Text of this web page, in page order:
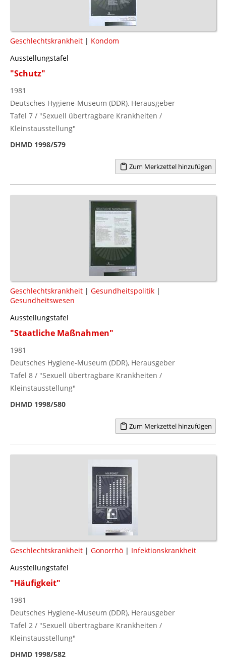
Geschlechtskrankheit | Kondom
Ausstellungstafel
"Schutz"
1981
Deutsches Hygiene-Museum (DDR), Herausgeber
Tafel 7 / "Sexuell übertragbare Krankheiten /
Kleinstausstellung"
DHMD 1998/579
Zum Merkzettel hinzufügen
Geschlechtskrankheit | Gesundheitspolitik |
Gesundheitswesen
Ausstellungstafel
"Staatliche Maßnahmen"
1981
Deutsches Hygiene-Museum (DDR), Herausgeber
Tafel 8 / "Sexuell übertragbare Krankheiten /
Kleinstausstellung"
DHMD 1998/580
Zum Merkzettel hinzufügen
Geschlechtskrankheit | Gonorrhö | Infektionskrankheit
Ausstellungstafel
"Häufigkeit"
1981
Deutsches Hygiene-Museum (DDR), Herausgeber
Tafel 2 / "Sexuell übertragbare Krankheiten /
Kleinstausstellung"
DHMD 1998/582